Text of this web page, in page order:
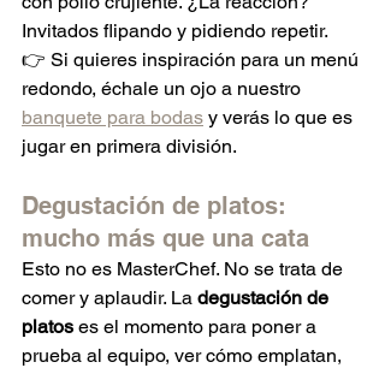
Invitados flipando y pidiendo repetir.
👉 Si quieres inspiración para un menú
redondo, échale un ojo a nuestro
banquete para bodas y verás lo que es
jugar en primera división.
Degustación de platos:
mucho más que una cata
Esto no es MasterChef. No se trata de
comer y aplaudir. La degustación de
platos es el momento para poner a
prueba al equipo, ver cómo emplatan,